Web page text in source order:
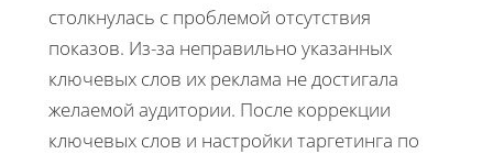
столкнулась с проблемой отсутствия
показов. Из-за неправильно указанных
ключевых слов их реклама не достигала
желаемой аудитории. После коррекции
ключевых слов и настройки таргетинга по